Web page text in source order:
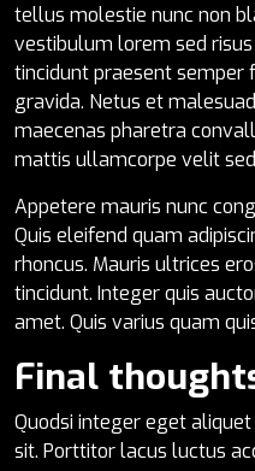
tellus molestie nunc non
vestibulum lorem sed
tincidunt praesent semper
gravida. Netus et
maecenas pharetra
mattis ullamcorpe velit
Appetere mauris nunc
Quis eleifend quam
rhoncus. Mauris ultrices
tincidunt. Integer quis
amet. Quis varius quam
Final
Quodsi integer eget
sit. Porttitor lacus luctus